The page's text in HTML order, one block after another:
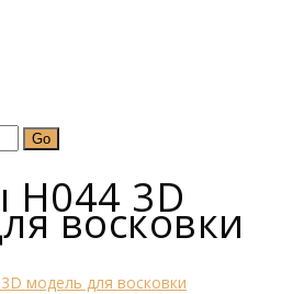
Н044 3D
восковки
модель для восковки